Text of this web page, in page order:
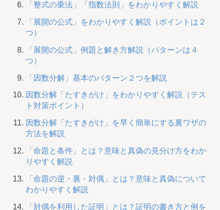
「整式の乗法」「指数法則」をわかりやすく解説
「展開の公式」をわかりやすく解説（ポイントは２
つ）
「展開の公式」例題と解き方解説（パターンは４
つ）
「因数分解」基本のパターン２つを解説
因数分解「たすきがけ」をわかりやすく解説（テス
ト対策ポイント）
因数分解「たすきがけ」を早く簡単にする裏ワザの
方法を解説
「命題と条件」とは？意味と真偽の見分け方をわか
りやすく解説
「命題の逆・裏・対偶」とは？意味と真偽について
わかりやすく解説
「対偶を利用した証明」とは？証明の書き方と例を